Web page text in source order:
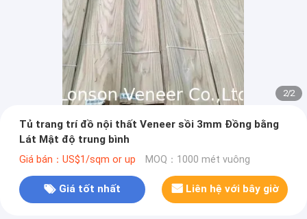
2/2
Tủ trang trí đồ nội thất Veneer sồi 3mm Đồng bằng
Lát Mật độ trung bình
Giá bán：US$1/sqm or up MOQ：1000 mét vuông
Giá tốt nhất Liên hệ với bây giờ